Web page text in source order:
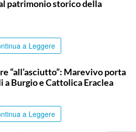
patrimonio storico della
a Leggere
“all’asciutto”: Marevivo porta
Burgio e Cattolica Eraclea
a Leggere